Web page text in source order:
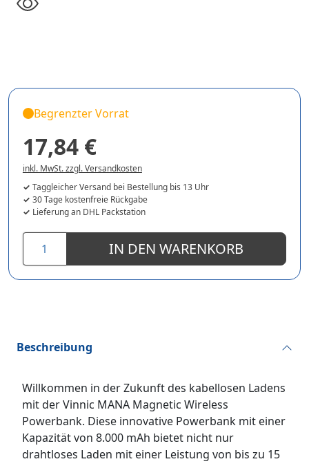
Begrenzter Vorrat
17,84 €
inkl. MwSt. zzgl. Versandkosten
Taggleicher Versand bei Bestellung bis 13 Uhr
30 Tage kostenfreie Rückgabe
Lieferung an DHL Packstation
IN DEN WARENKORB
Beschreibung
Willkommen in der Zukunft des kabellosen Ladens
mit der Vinnic MANA Magnetic Wireless
Powerbank. Diese innovative Powerbank mit einer
Kapazität von 8.000 mAh bietet nicht nur
drahtloses Laden mit einer Leistung von bis zu 15